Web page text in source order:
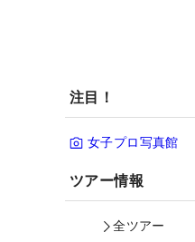
注目！
女子プロ写真館
ツアー情報
全ツアー